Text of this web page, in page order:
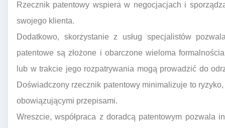
Rzecznik patentowy wspiera w negocjacjach i
swojego klienta.
Dodatkowo, skorzystanie z usług specjalistów
patentowe są złożone i obarczone wieloma
lub w trakcie jego rozpatrywania mogą prowadzić do
Doświadczony rzecznik patentowy minimalizuje to
obowiązującymi przepisami.
Wreszcie, współpraca z doradcą patentowym pozwala